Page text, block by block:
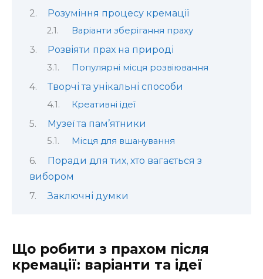
Розуміння процесу кремації
Варіанти зберігання праху
Розвіяти прах на природі
Популярні місця розвіювання
Творчі та унікальні способи
Креативні ідеї
Музеї та пам’ятники
Місця для вшанування
Поради для тих, хто вагається з
вибором
Заключні думки
Що робити з прахом після
кремації: варіанти та ідеї